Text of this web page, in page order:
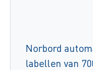
Norbord
labellen van